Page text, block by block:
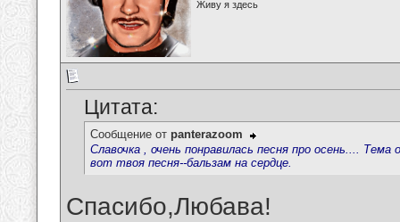
Живу я здесь
Цитата:
Сообщение от panterazoom
Славочка , очень понравилась песня про осень....
вот твоя песня--бальзам на сердце.
Спасибо,Любава!